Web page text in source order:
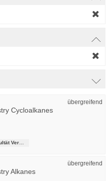
übergreifend
Cycloalkanes
übergreifend
Alkanes